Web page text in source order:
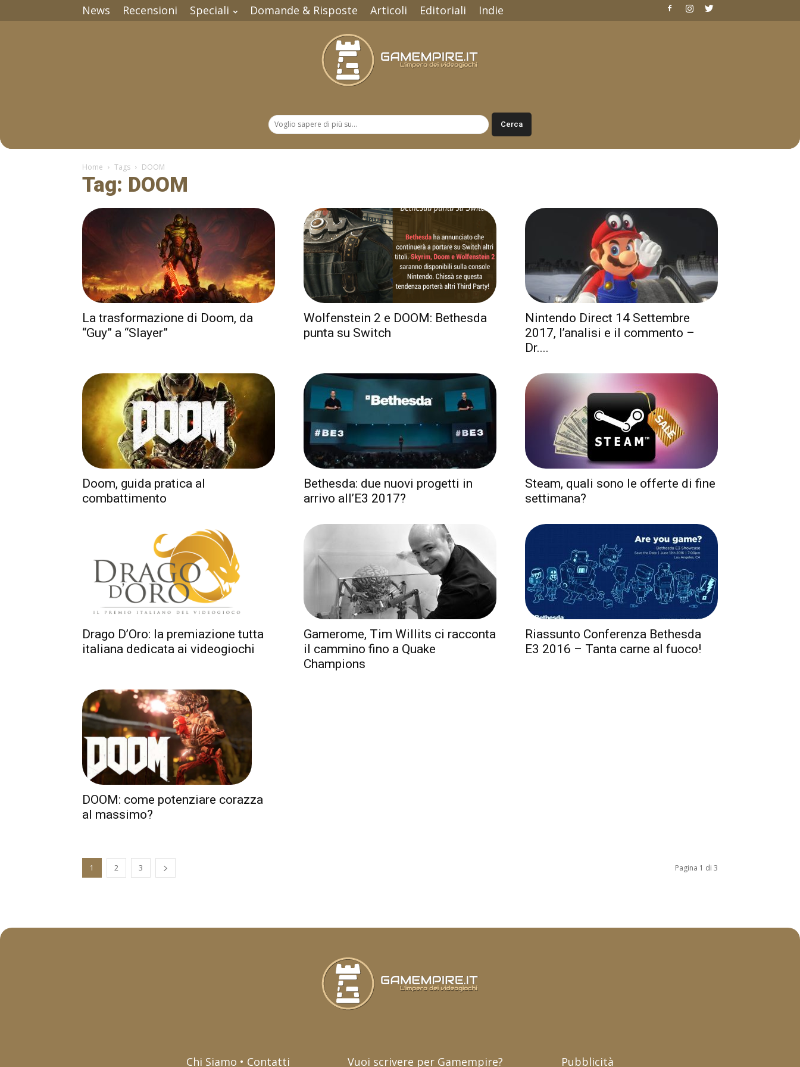
News Recensioni Speciali Domande & Risposte Articoli Editoriali Indie
Home Tags DOOM
Tag: DOOM
La trasformazione di Doom, da
“Guy” a “Slayer”
Wolfenstein 2 e DOOM: Bethesda
punta su Switch
Nintendo Direct 14 Settembre
2017, l’analisi e il commento –
Dr....
Doom, guida pratica al
combattimento
Bethesda: due nuovi progetti in
arrivo all’E3 2017?
Steam, quali sono le offerte di fine
settimana?
Drago D’Oro: la premiazione tutta
italiana dedicata ai videogiochi
Gamerome, Tim Willits ci racconta
il cammino fino a Quake
Champions
Riassunto Conferenza Bethesda
E3 2016 – Tanta carne al fuoco!
DOOM: come potenziare corazza
al massimo?
1 2 3 Pagina 1 di 3
Chi Siamo • Contatti Vuoi scrivere per Gamempire? Pubblicità